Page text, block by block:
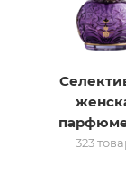
323